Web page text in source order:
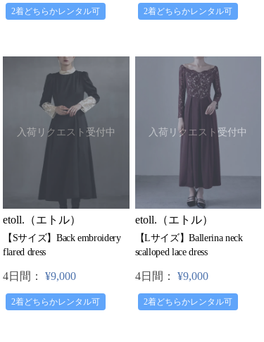
2着どちらかレンタル可 2着どちらかレンタル可
入荷リクエスト受付中
etoll.（エトル）
【Sサイズ】Back embroidery
flared dress
4日間： ¥9,000
2着どちらかレンタル可
入荷リクエスト受付中
etoll.（エトル）
【Lサイズ】Ballerina neck
scalloped lace dress
4日間： ¥9,000
2着どちらかレンタル可